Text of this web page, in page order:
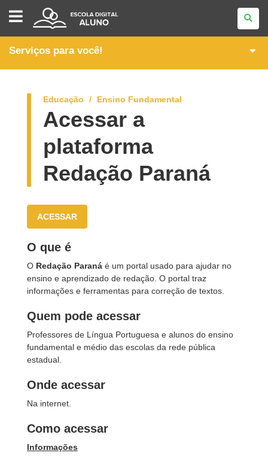
ESCOLA
DIGITAL
-
ALUNO
Serviços para você!
Educação Ensino Fundamental
Acessar a
plataforma
Redação Paraná
ACESSAR
O que é
O Redação Paraná é um portal usado para ajudar no
ensino e aprendizado de redação. O portal traz
informações e ferramentas para correção de textos.
Quem pode acessar
Professores de Língua Portuguesa e alunos do ensino
fundamental e médio das escolas da rede pública
estadual.
Onde acessar
Na internet.
Como acessar
Informações